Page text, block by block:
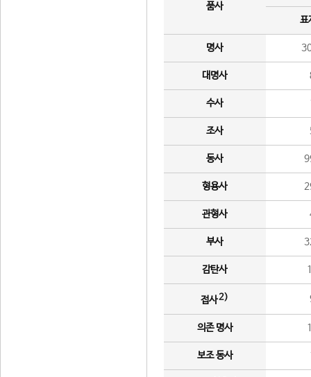
품사
표
명사
대명사
수사
조사
동사
형용사
관형사
부사
감탄사
접사2)
의존 명사
보조 동사